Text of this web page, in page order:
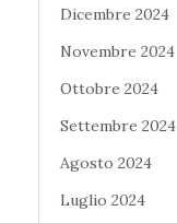
Dicembre 2024
Novembre 2024
Ottobre 2024
Settembre 2024
Agosto 2024
Luglio 2024